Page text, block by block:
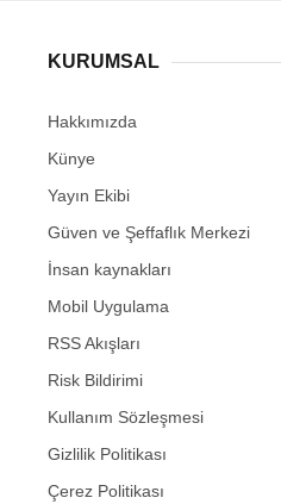
KURUMSAL
Hakkımızda
Künye
Yayın Ekibi
Güven ve Şeffaflık Merkezi
İnsan kaynakları
Mobil Uygulama
RSS Akışları
Risk Bildirimi
Kullanım Sözleşmesi
Gizlilik Politikası
Çerez Politikası